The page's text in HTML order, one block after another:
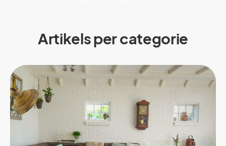
Artikels per categorie​